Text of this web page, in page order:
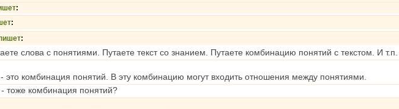
:
:
:
слова с понятиями. Путаете текст со знанием. Путаете комбинацию понятий с текстом. И
это комбинация понятий. В эту комбинацию могут входить отношения между понятиями.
тоже комбинация понятий?